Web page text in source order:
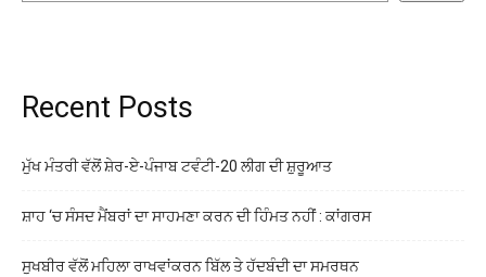
Recent Posts
ਮੁੱਖ ਮੰਤਰੀ ਵੱਲੋਂ ਸ਼ੇਰ-ਏ-ਪੰਜਾਬ ਟਵੰਟੀ-20 ਲੀਗ ਦੀ ਸ਼ੁਰੂਆਤ
ਸ਼ਾਹ ‘ਚ ਸੰਸਦ ਮੈਂਬਰਾਂ ਦਾ ਸਾਹਮਣਾ ਕਰਨ ਦੀ ਹਿੰਮਤ ਨਹੀਂ : ਕਾਂਗਰਸ
ਸੁਖਬੀਰ ਵੱਲੋਂ ਮਹਿਲਾ ਰਾਖਵਾਂਕਰਨ ਬਿੱਲ ਤੇ ਹੱਦਬੰਦੀ ਦਾ ਸਮਰਥਨ